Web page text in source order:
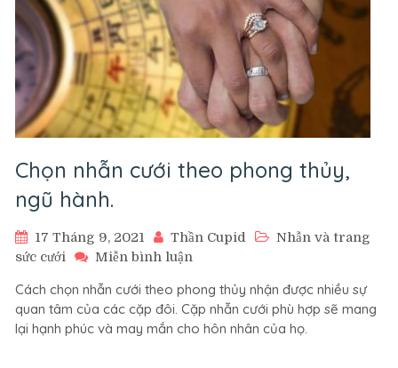
Chọn nhẫn cưới theo phong thủy,
ngũ hành.
17 Tháng 9, 2021 Thần Cupid
Nhẫn và trang
sức cưới
Miễn bình luận
nhẫn
cưới
theo
Cách chọn nhẫn cưới theo phong thủy nhận được nhiều sự
quan tâm của các cặp đôi. Cặp nhẫn cưới phù hợp sẽ mang
lại hạnh phúc và may mắn cho hôn nhân của họ.